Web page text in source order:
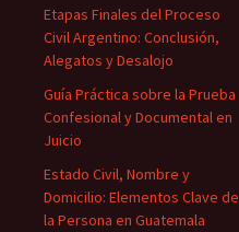
Etapas Finales del Proceso
Civil Argentino: Conclusión,
Alegatos y Desalojo
Guía Práctica sobre la Prueba
Confesional y Documental en
Juicio
Estado Civil, Nombre y
Domicilio: Elementos Clave de
la Persona en Guatemala